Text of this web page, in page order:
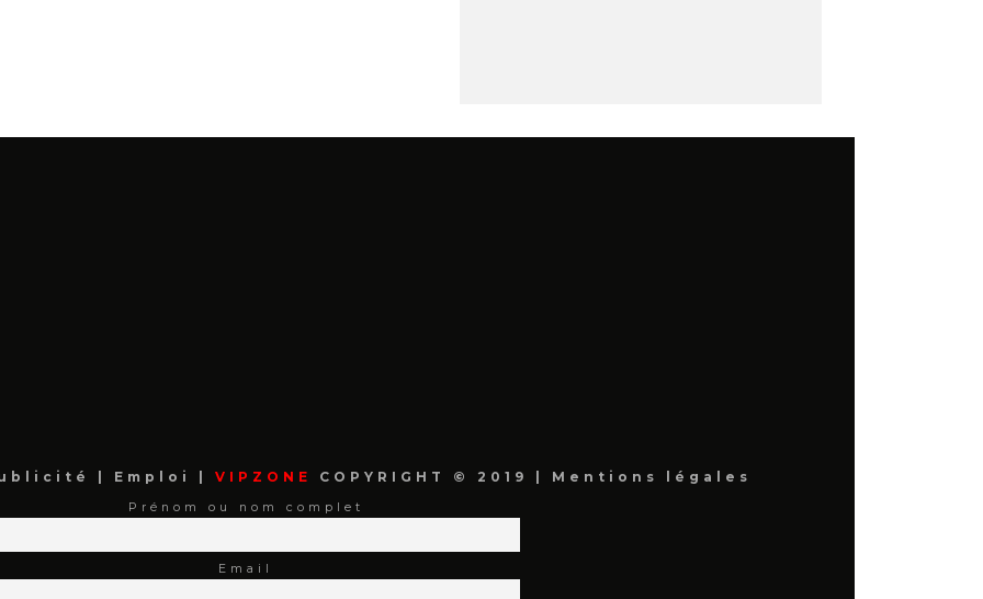
Emploi VIPZONE COPYRIGHT © 2019 | Mentions légales
Prénom ou nom complet
Email